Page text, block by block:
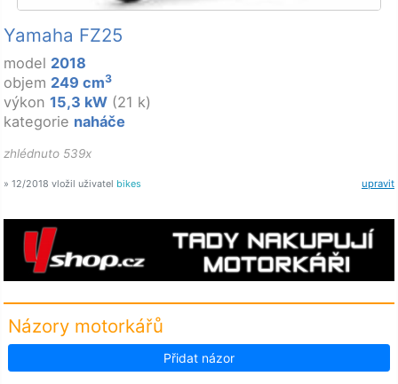
Yamaha FZ25
model 2018
objem 249 cm3
výkon 15,3 kW (21 k)
kategorie naháče
zhlédnuto 539x
upravit
» 12/2018 vložil uživatel bikes
Názory motorkářů
Přidat názor